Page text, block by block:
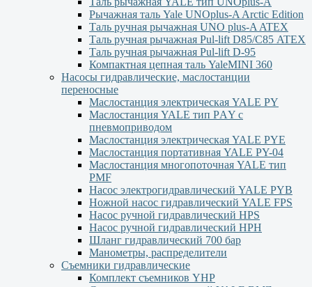
Рычажная таль Yale UNOplus-A Arctic Edition
Таль ручная рычажная UNO plus-A ATEX
Таль ручная рычажная Pul-lift D85/С85 ATEX
Таль ручная рычажная Pul-lift D-95
Компактная цепная таль YaleMINI 360
Насосы гидравлические, маслостанции
переносные
Маслостанция электрическая YALE PY
Маслостанция YALE тип PАY с
пневмоприводом
Маслостанция электрическая YALE PYЕ
Маслостанция портативная YALE PY-04
Маслостанция многопоточная YALE тип
PMF
Насос электрогидравлический YALE PYB
Ножной насос гидравлический YALE FPS
Насос ручной гидравлический HPS
Насос ручной гидравлический HPН
Шланг гидравлический 700 бар
Манометры, распределители
Съемники гидравлические
Комплект съемников YHP